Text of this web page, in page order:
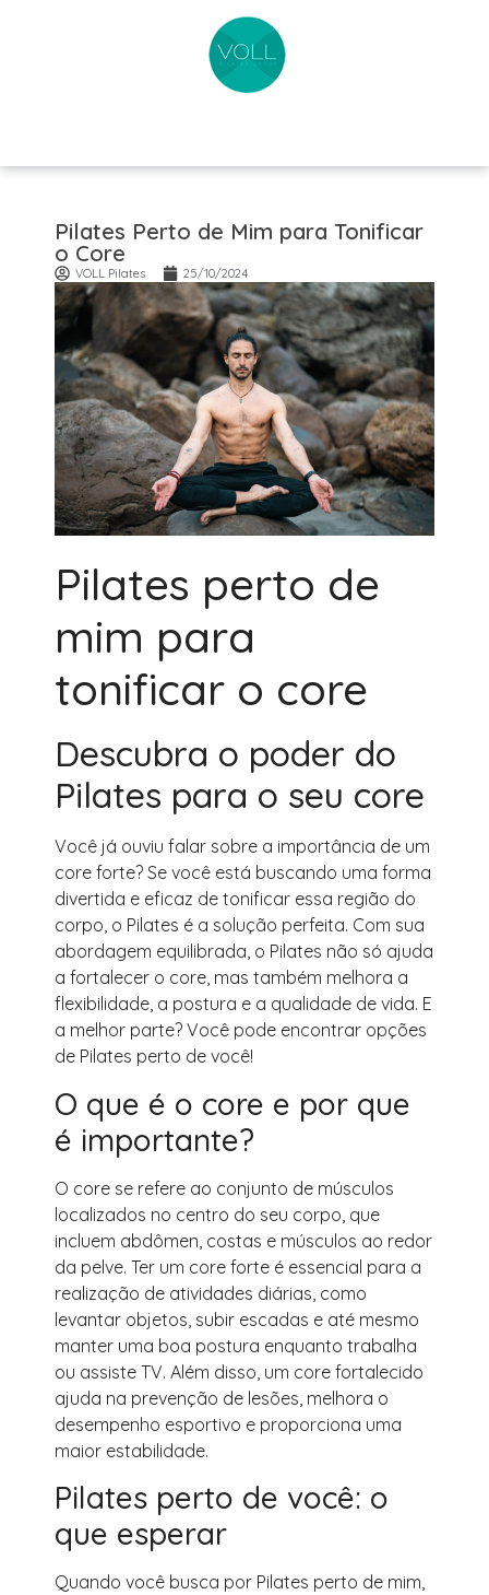
Pilates Perto de Mim para Tonificar
o Core
VOLL Pilates 25/10/2024
Pilates perto de
mim para
tonificar o core
Descubra o poder do
Pilates para o seu core
Você já ouviu falar sobre a importância de um
core forte? Se você está buscando uma forma
divertida e eficaz de tonificar essa região do
corpo, o Pilates é a solução perfeita. Com sua
abordagem equilibrada, o Pilates não só ajuda
a fortalecer o core, mas também melhora a
flexibilidade, a postura e a qualidade de vida. E
a melhor parte? Você pode encontrar opções
de Pilates perto de você!
O que é o core e por que
é importante?
O core se refere ao conjunto de músculos
localizados no centro do seu corpo, que
incluem abdômen, costas e músculos ao redor
da pelve. Ter um core forte é essencial para a
realização de atividades diárias, como
levantar objetos, subir escadas e até mesmo
manter uma boa postura enquanto trabalha
ou assiste TV. Além disso, um core fortalecido
ajuda na prevenção de lesões, melhora o
desempenho esportivo e proporciona uma
maior estabilidade.
Pilates perto de você: o
que esperar
Quando você busca por Pilates perto de mim,